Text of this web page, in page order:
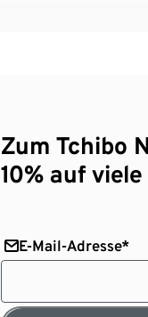
Zum Tchibo
10% auf
E-Mail-Adresse*